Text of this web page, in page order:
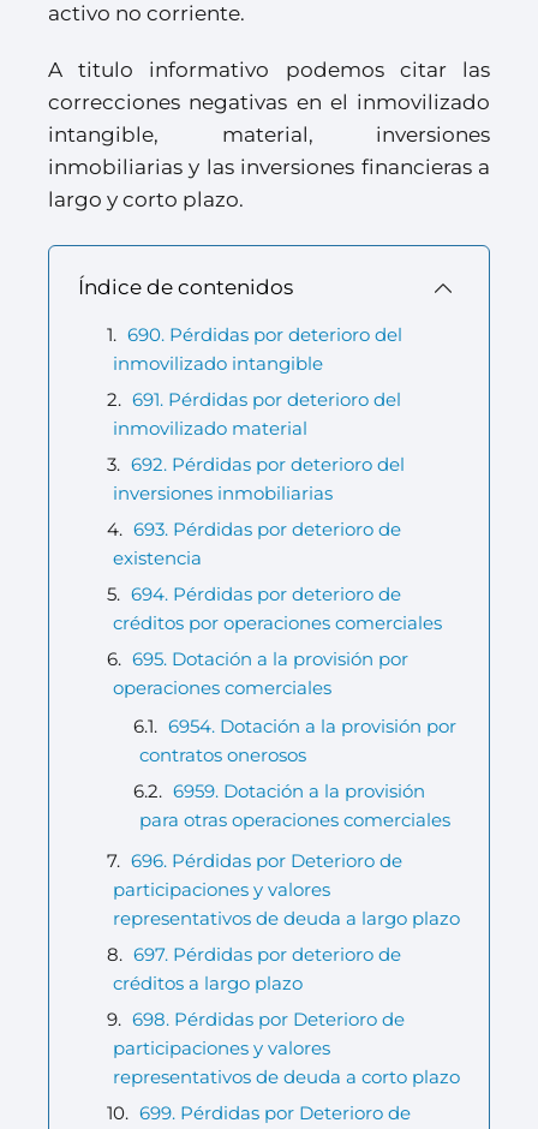
activo no corriente.
A titulo informativo podemos citar las
correcciones negativas en el inmovilizado
intangible, material, inversiones
inmobiliarias y las inversiones financieras a
largo y corto plazo.
Índice de contenidos
690. Pérdidas por deterioro del
inmovilizado intangible
691. Pérdidas por deterioro del
inmovilizado material
692. Pérdidas por deterioro del
inversiones inmobiliarias
693. Pérdidas por deterioro de
existencia
694. Pérdidas por deterioro de
créditos por operaciones comerciales
695. Dotación a la provisión por
operaciones comerciales
6954. Dotación a la provisión por
contratos onerosos
6959. Dotación a la provisión
para otras operaciones comerciales
696. Pérdidas por Deterioro de
participaciones y valores
representativos de deuda a largo plazo
697. Pérdidas por deterioro de
créditos a largo plazo
698. Pérdidas por Deterioro de
participaciones y valores
representativos de deuda a corto plazo
699. Pérdidas por Deterioro de